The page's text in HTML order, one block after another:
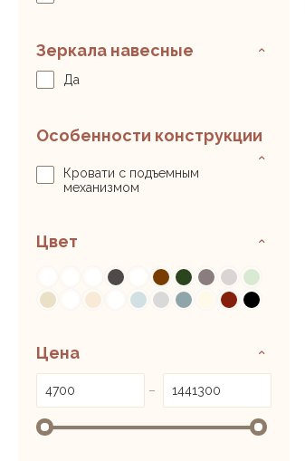
Rural Scenery
Sweet Home
Tommy
Зеркала навесные
Да
Особенности конструкции
Кровати с подъемным
механизмом
Цвет
Цена